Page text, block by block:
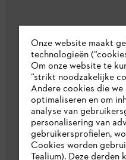
Onze website maakt
technologieën
Om onze website te
“strikt noodzakelijke
Andere cookies die
optimaliseren en om
analyse van
personalisering van
gebruikersprofielen,
Cookies worden
Tealium). Deze derden